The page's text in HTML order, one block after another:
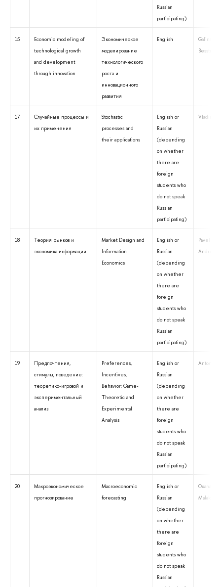
Russian
participating)
15
Economic modeling of
technological growth
and development
through innovation
Экономическое
моделирование
технологического
роста и
инновационного
развития
English
Galina
17
Случайные процессы и
их применения
Stochastic
processes and
their applications
English or
Russian
(depending
on whether
there are
foreign
students who
do not speak
Russian
participating)
Vladimir
18
Теория рынков и
экономика информации
Market Design and
Information
Economics
English or
Russian
(depending
on whether
there are
foreign
students who
do not speak
Russian
participating)
Pavel
19
Предпочтения,
стимулы, поведение:
теоретико-игровой и
экспериментальный
анализ
Preferences,
Incentives,
Behavior: Game-
Theoretic and
Experimental
Analysis
English or
Russian
(depending
on whether
there are
foreign
students who
do not speak
Russian
participating)
Anton
20
Макроэкономическое
прогнозирование
Macroeconomic
forecasting
English or
Russian
(depending
on whether
there are
foreign
students who
do not speak
Russian
Oxana